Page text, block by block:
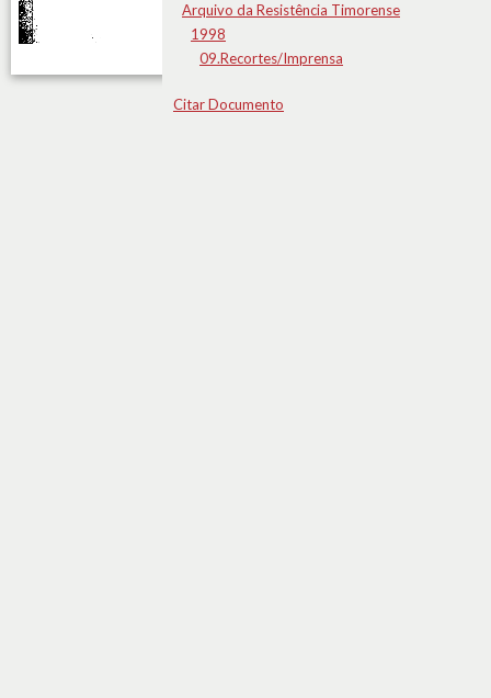
Arquivo da Resistência Timorense
1998
09.Recortes/Imprensa
Citar Documento